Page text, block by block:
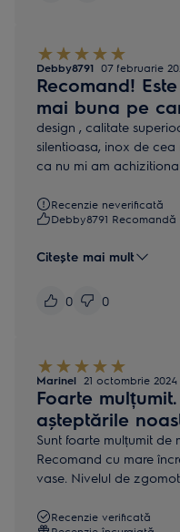
Debby8791 07 februarie
Recomand!
mai buna pe
design , calitate
silentioasa, inox de
ca nu mi am
multiple si utile
Recenzie neverificată
Debby8791
Citește mai mult
0 0
Marinel 21 octombrie 2024
Foarte
așteptările
Sunt foarte mulțumit de
Recomand cu mare
vase. Nivelul de
silențioasă).
Recenzie verificată